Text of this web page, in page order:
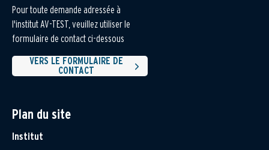
Pour toute demande adressée à
l'institut AV-TEST, veuillez utiliser le
formulaire de contact ci-dessous
VERS LE FORMULAIRE DE
CONTACT
Plan du site
Institut